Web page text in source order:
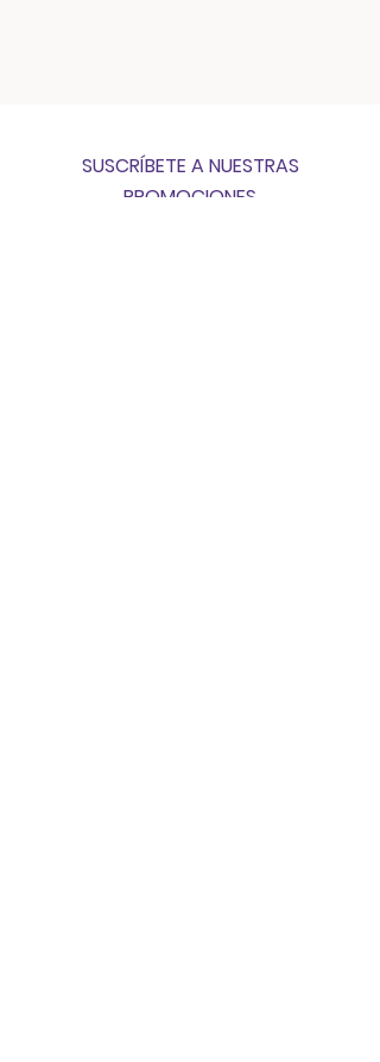
SUSCRÍBETE A NUESTRAS
PROMOCIONES